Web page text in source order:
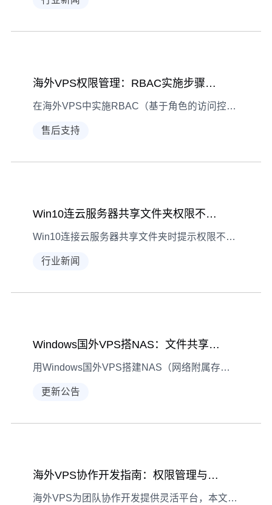
海外VPS权限管理：RBAC实施步骤解析
在海外VPS中实施RBAC（基于角色的访问控制）是提升系统安全的关键。本文详细解析从角色定义到监控实施的五大步骤，助力企业高效管理权限。
售后支持
Win10连云服务器共享文件夹权限不足排查指南
Win10连接云服务器共享文件夹时提示权限不足？从现象识别到分步解决，一文教你快速排查共享访问问题，保障文件传输效率。
行业新闻
Windows国外VPS搭NAS：文件共享与权限设置指南
用Windows国外VPS搭建NAS（网络附属存储）是低成本实现多设备文件管理的实用方案，本文从准备到客户端访问，手把手教你完成文件共享与权限设置。
更新公告
海外VPS协作开发指南：权限管理与代码同步实操
海外VPS为团队协作开发提供灵活平台，本文详解权限管理技巧与代码同步方案，助您高效搭建安全协作环境。